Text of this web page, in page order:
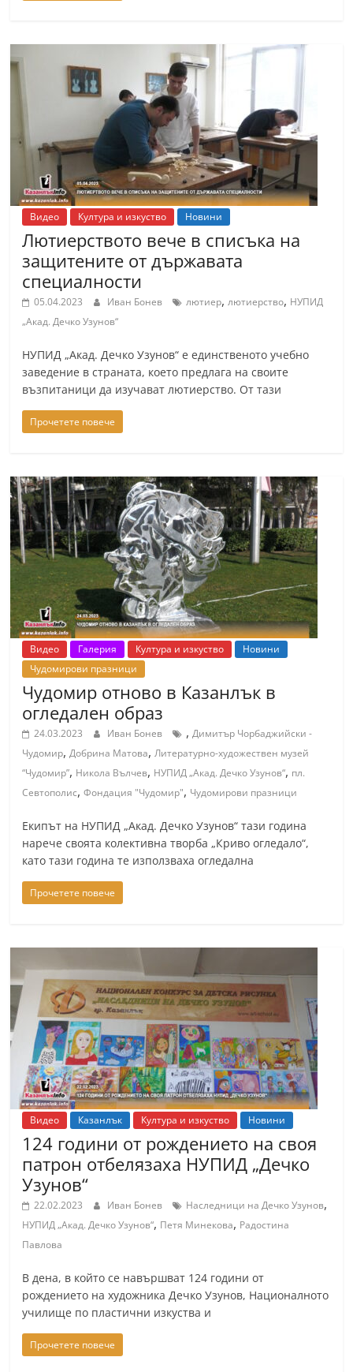
Видео Култура и изкуство Новини
Лютиерството вече в списъка на
защитените от държавата
специалности
05.04.2023 Иван Бонев лютиер,лютиерство, НУПИД
„Акад. Дечко Узунов“
НУПИД „Акад. Дечко Узунов“ е единственото учебно
заведение в страната, което предлага на своите
възпитаници да изучават лютиерство. От тази
Прочетете повече
Видео Галерия Култура и изкуство
Новини
Чудомирови празници
Чудомир отново в Казанлък в
огледален образ
24.03.2023 Иван Бонев ,Димитър Чорбаджийски -
Чудомир,Добрина Матова,Литературно-художествен музей
“Чудомир”, Никола Вълчев, НУПИД „Акад. Дечко Узунов“, пл.
Севтополис,Фондация "Чудомир", Чудомирови празници
Екипът на НУПИД „Акад. Дечко Узунов“ тази година
нарече своята колективна творба „Криво огледало“,
като тази година те използваха огледална
Прочетете повече
Видео Казанлък Култура и изкуство Новини
124 години от рождението на своя
патрон отбелязаха НУПИД „Дечко
Узунов“
22.02.2023 Иван Бонев Наследници на Дечко Узунов,
НУПИД „Акад. Дечко Узунов“, Петя Минекова, Радостина
Павлова
В дена, в който се навършват 124 години от
рождението на художника Дечко Узунов, Националното
училище по пластични изкуства и
Прочетете повече